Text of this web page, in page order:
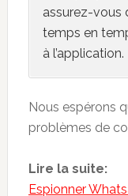
assurez-vous
temps en
à l’application.
Nous espérons
problèmes de
Lire la suite:
Espionner